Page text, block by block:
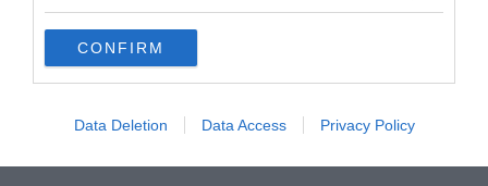
CONFIRM
Data Deletion Data Access Privacy Policy